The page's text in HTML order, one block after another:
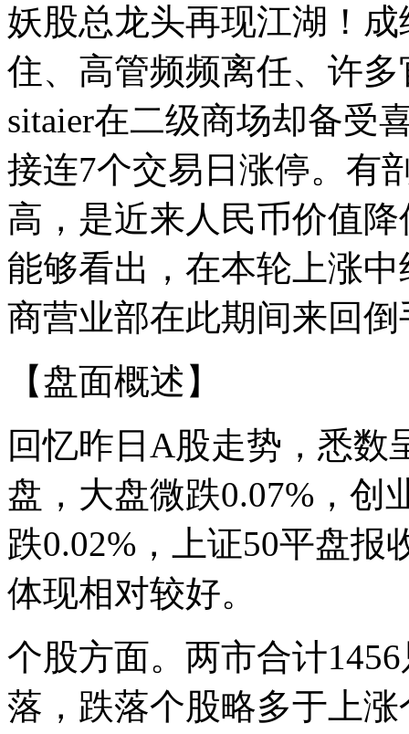
妖股总龙头再现江湖！
住、高管频频离任、许
sitaier在二级商场却备受
接连7个交易日涨停。有
高，是近来人民币价值
能够看出，在本轮上涨
商营业部在此期间来回
【盘面概述】
回忆昨日A股走势，悉数
盘，大盘微跌0.07%，创
跌0.02%，上证50平盘
体现相对较好。
个股方面。两市合计
落，跌落个股略多于上